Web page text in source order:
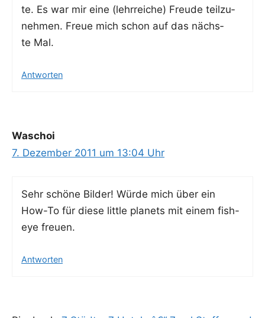
te. Es war mir eine (lehr­rei­che) Freu­de teil­zu­
neh­men. Freue mich schon auf das nächs­
te Mal.
Antworten
Waschoi
7. Dezember 2011 um 13:04 Uhr
Sehr schö­ne Bil­der! Wür­de mich über ein
How-To für die­se litt­le pla­nets mit einem fish-
eye freuen.
Antworten